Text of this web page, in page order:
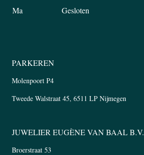
Ma
Gesloten
PARKEREN
Molenpoort P4
Tweede Walstraat 45, 6511 LP Nijmegen
JUWELIER EUGÈNE VAN BAAL B.V.
Broerstraat 53